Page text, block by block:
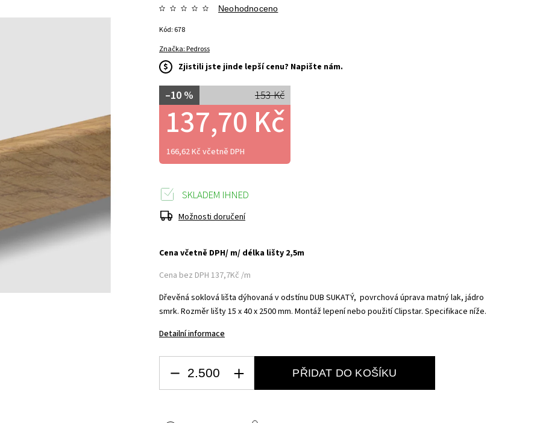
Značka:Pedross
Neohodnoceno
153 Kč
–10 %
137,70 Kč
166,62 Kč včetně DPH
$ Zjistili jste jinde lepší cenu? Napište nám.
Kód: 678
Cena včetně DPH/ m/ délka lišty 2,5m
Cena bez DPH 137,7Kč /m
Dřevěná soklová lišta dýhovaná v odstínu DUB SUKATÝ, povrchová úprava matný lak, jádro
smrk.Rozměr lišty 15 x 40 x 2500 mm. Montáž lepení nebo použití Clipstar. Specifikace níže.
Detailní informace
SKLADEM IHNED
Možnosti doručení
PŘIDAT DO KOŠÍKU